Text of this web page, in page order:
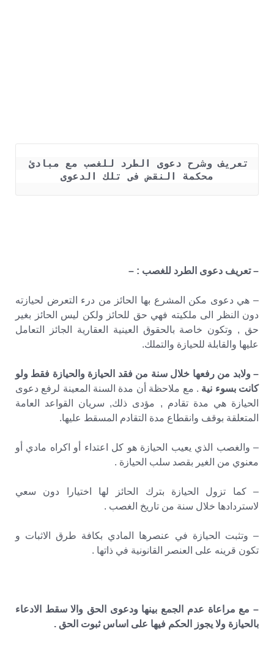
محكمة النقض فى تلك الدعوى
– تعريف دعوى الطرد للغصب : –
– هي دعوى مكن المشرع بها الحائز من درء التعرض لحيازته
دون النظر الى ملكيته فهي حق للحائز ولكن ليس الحائز بغير
حق , وتكون خاصة بالحقوق العينية العقارية الجائز التعامل
عليها والقابلة للحيازة والتملك.
– ولابد من رفعها خلال سنة من فقد الحيازة والحيازة فقط ولو
كانت بسوء نية . مع ملاحظة أن مدة السنة المعينة لرفع دعوى
الحيازة هي مدة تقادم , مؤدى ذلك, سريان القواعد العامة
المتعلقة بوقف وانقطاع مدة التقادم المسقط عليها.
– والغصب الذي يعيب الحيازة هو كل اعتداء أو اكراه مادي أو
معنوي من الغير بقصد سلب الحيازة .
– كما تزول الحيازة بترك الحائز لها اختيارا دون سعي
لاستردادها خلال سنة من تاريخ الغصب .
– وتثبت الحيازة في عنصرها المادي بكافة طرق الاثبات و
تكون قرينه على العنصر القانونية في ذاتها .
– مع مراعاة عدم الجمع بينها ودعوى الحق والا سقط الادعاء
بالحيازة ولا يجوز الحكم فيها على اساس ثبوت الحق .